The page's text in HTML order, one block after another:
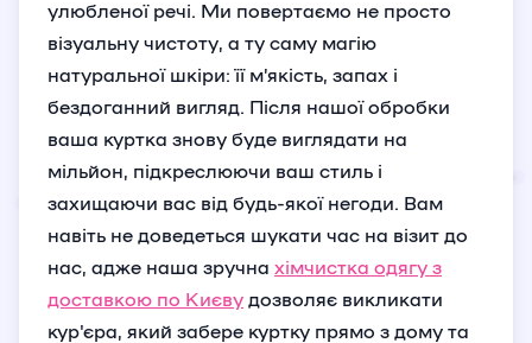
улюбленої речі. Ми повертаємо не просто
візуальну чистоту, а ту саму магію
натуральної шкіри: її м’якість, запах і
бездоганний вигляд. Після нашої обробки
ваша куртка знову буде виглядати на
мільйон, підкреслюючи ваш стиль і
захищаючи вас від будь-якої негоди. Вам
навіть не доведеться шукати час на візит до
нас, адже наша зручна хімчистка одягу з
доставкою по Києву дозволяє викликати
кур'єра, який забере куртку прямо з дому та